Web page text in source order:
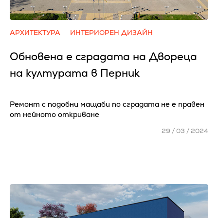
АРХИТЕКТУРА ИНТЕРИОРЕН ДИЗАЙН
Обновена е сградата на Двореца
на културата в Перник
Ремонт с подобни мащаби по сградата не е правен
от нейното откриване
29 / 03 / 2024